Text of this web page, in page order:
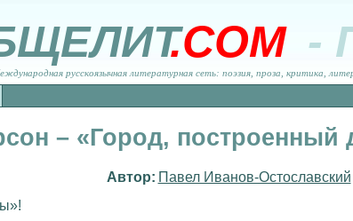
.COM -
русскоязычная литературная сеть: поэзия, проза, критика,
– «Город, построенный
Автор: Павел Иванов-Остославский